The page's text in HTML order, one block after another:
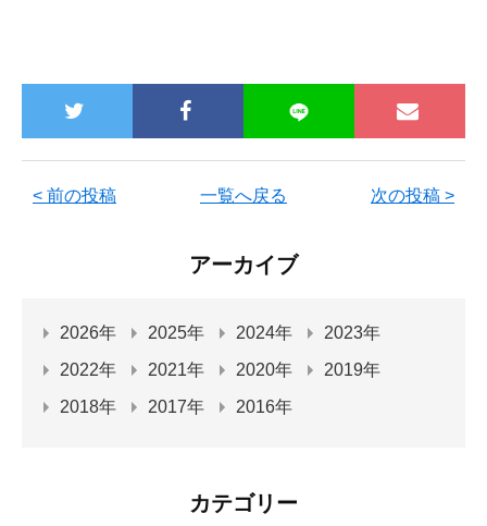
< 前の投稿 次の投稿 >
一覧へ戻る
アーカイブ
2026年 2025年 2024年
2023年
2022年
2021年 2020年
2019年
2018年
2017年 2016年
カテゴリー